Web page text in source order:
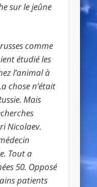
sur le jeûne
comme
étudié les
l’animal à
chose n’était
Mais
Nicolaev.
Tout a
50. Opposé
patients